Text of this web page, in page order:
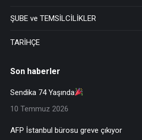
ŞUBE ve TEMSİLCİLİKLER
TARİHÇE
Son haberler
Sendika 74 Yaşında
10 Temmuz 2026
AFP İstanbul bürosu greve çıkıyor